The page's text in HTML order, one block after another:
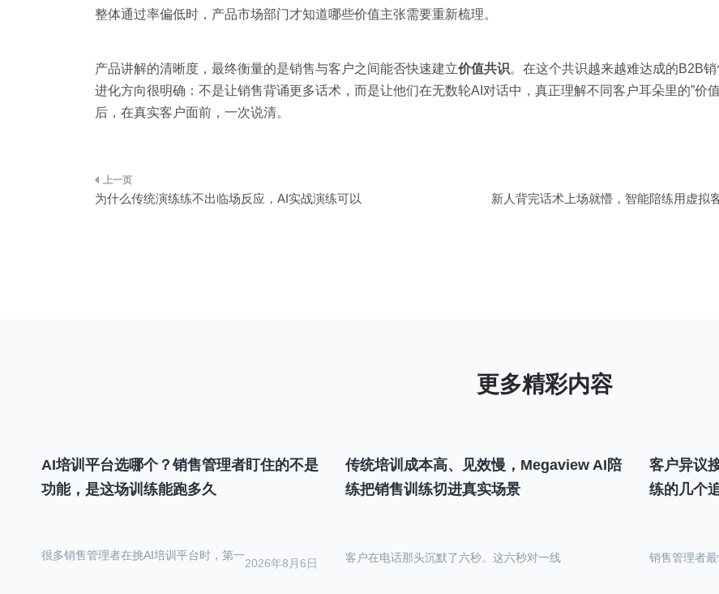
整体通过率偏低时，产品市场部门才知道哪些价值主张需要重新梳理。
产品讲解的清晰度，最终衡量的是销售与客户之间能否快速建立价值共识。在这个共识越来越难达成的B2B
进化方向很明确：不是让销售背诵更多话术，而是让他们在无数轮AI对话中，真正理解不同客户耳朵里的”
后，在真实客户面前，一次说清。
文
为什么传统演练练不出临场反应，AI实战演练可以
新人背完话术上场就懵，智能陪练用虚拟
AI培训平台选哪个？销售管理者盯住的不是
功能，是这场训练能跑多久
2026年8月6日
很多销售管理者在挑AI培训平台时，第一
传统培训成本高、见效慢，Megaview AI陪
练把销售训练切进真实场景
客户在电话那头沉默了六秒。这六秒对一线
客户异议
练的几个
销售管理者